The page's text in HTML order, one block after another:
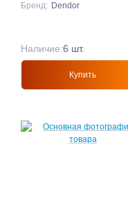
Бренд: Dendor
Наличие:6 шт.
Купить